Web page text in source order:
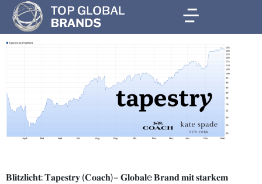
𝐁𝐥𝐢𝐭𝐳𝐥𝐢𝐜𝐡𝐭: 𝐓𝐚𝐩𝐞𝐬𝐭𝐫𝐲 (𝐂𝐨𝐚𝐜𝐡)– 𝐆𝐥𝐨𝐛𝐚𝐥e 𝐁𝐫𝐚𝐧𝐝 𝐦𝐢𝐭 𝐬𝐭𝐚𝐫𝐤𝐞𝐦